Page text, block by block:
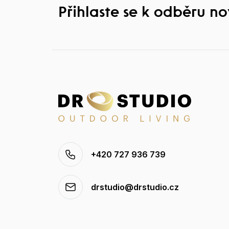
Přihlaste se k odběru
+420 727 936 739
drstudio@drstudio.cz